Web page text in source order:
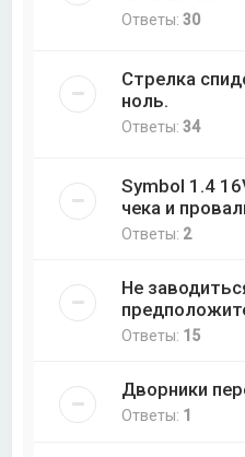
Ответы:30
Стрелка
ноль.
Ответы:34
Symbol 1.4
чека и
Ответы: 2
Не
Ответы: 15
Дворники
Ответы: 1